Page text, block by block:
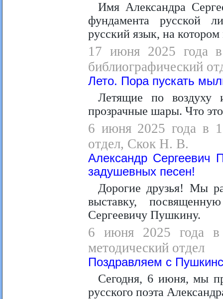
Имя Александра
фундамента русской
русский язык, на
17 июня 2025 года в
библиографический
Лето. Пора пускать
Летящие по воздуху
прозрачные шары. Что
6 июня 2025 года в
отдел, Скок Н. В.
Александр Сергеевич
задушевных песен!
Дорогие друзья! Мы
выставку,
Сергеевичу Пушкину.
6 июня 2025 года в
методический отдел
Поздравляем с
Сегодня, 6 июня, мы
русского поэта